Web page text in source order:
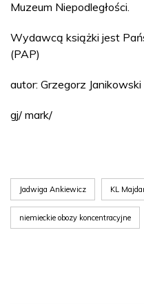
Muzeum Niepodległości.
Wydawcą książki jest
(PAP)
autor: Grzegorz Janikowski
gj/ mark/
Jadwiga Ankiewicz KL
niemieckie obozy koncentracyjne